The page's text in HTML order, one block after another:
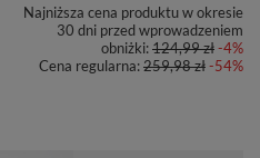
Najniższa cena produktu w okresie
30 dni przed wprowadzeniem
obniżki:124,99 zł-4%
Cena regularna:259,98 zł-54%